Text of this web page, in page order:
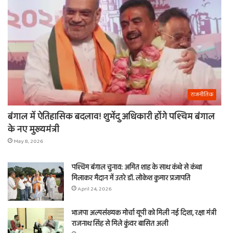
राजनीतिक
बंगाल में ऐतिहासिक बदलाव! शुभेंदु अधिकारी होंगे पश्चिम बंगाल
के नए मुख्यमंत्री
May 8, 2026
पश्चिम बंगाल चुनाव: अमित शाह के साथ कंधे से कंधा
मिलाकर मैदान में उतरे डॉ. लोकेश कुमार प्रजापति
April 24, 2026
भाजपा अल्पसंख्यक मोर्चा यूपी को मिली नई दिशा, रक्षा मंत्री
राजनाथ सिंह से मिले कुंवर बासित अली